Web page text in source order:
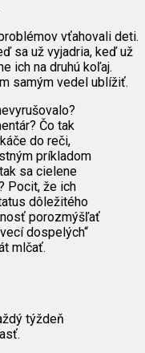
vťahovali deti.
sa už vyjadria, keď už
ich na druhú koľaj.
samým vedel ublížiť.
Čo tak
do reči,
príkladom
sa cielene
Pocit, že ich
dôležitého
porozmýšľať
dospelých“
mlčať.
týždeň